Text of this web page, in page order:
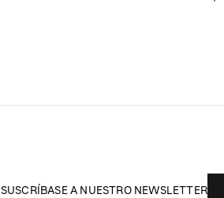
SUSCRÍBASE A NUESTRO NEWSLETTER